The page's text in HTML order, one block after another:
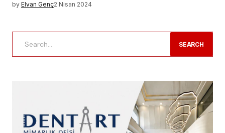
by Elvan Genç2 Nisan 2024
SEARCH